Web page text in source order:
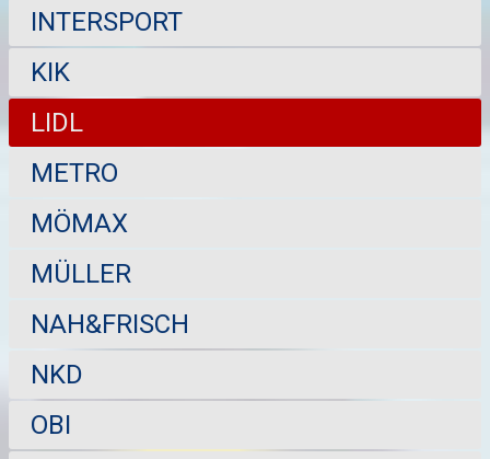
INTERSPORT
KIK
LIDL
METRO
MÖMAX
MÜLLER
NAH&FRISCH
NKD
OBI